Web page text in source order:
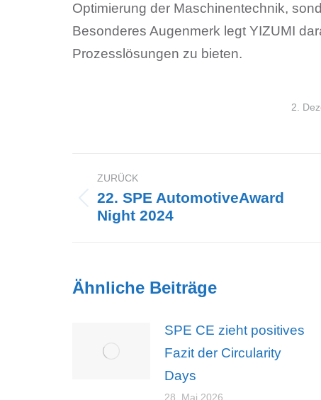
Optimierung der Maschinentechnik,
Besonderes Augenmerk legt YIZUMI
Prozesslösungen zu bieten.
2.
Kommentarnavigation
ZURÜCK
Vorheriger
22. SPE AutomotiveAward
Night 2024
Ähnliche Beiträge
SPE CE zieht positives
Fazit der Circularity
Days
28. Mai 2026